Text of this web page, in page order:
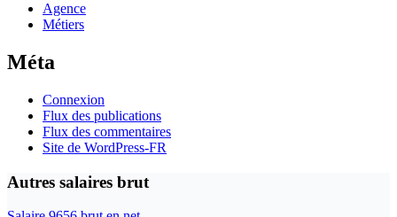
Agence
Métiers
Méta
Connexion
Flux des publications
Flux des commentaires
Site de WordPress-FR
Autres salaires brut